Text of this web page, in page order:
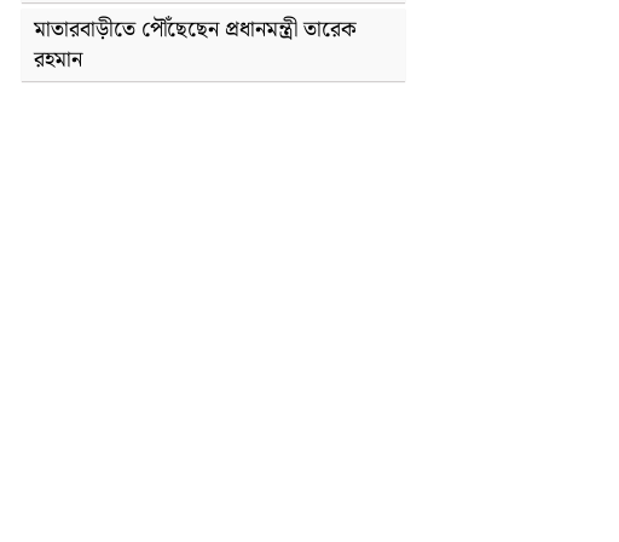
মাতারবাড়ীতে পৌঁছেছেন প্রধানমন্ত্রী তারেক
রহমান